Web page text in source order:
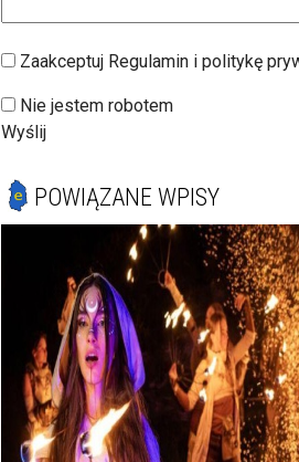
Zaakceptuj Regulamin i politykę
Nie jestem robotem
Wyślij
POWIĄZANE WPISY